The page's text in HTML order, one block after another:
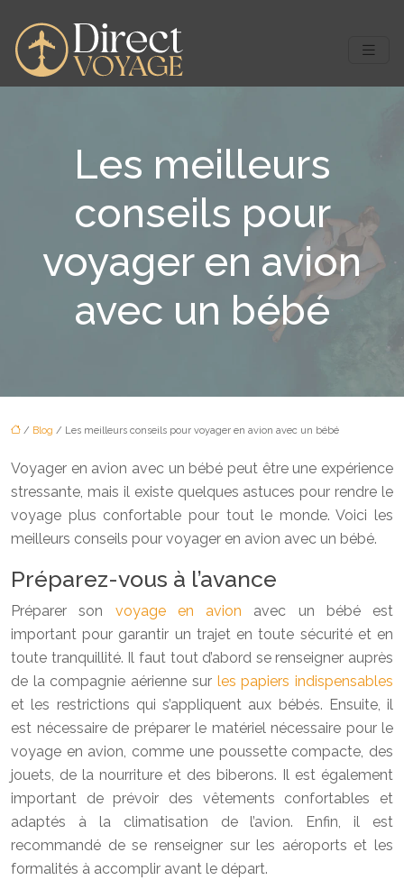
Les meilleurs
conseils pour
voyager en avion
avec un bébé
/ Blog / Les meilleurs conseils pour voyager en avion avec un bébé
Voyager en avion avec un bébé peut être une expérience
stressante, mais il existe quelques astuces pour rendre le
voyage plus confortable pour tout le monde. Voici les
meilleurs conseils pour voyager en avion avec un bébé.
Préparez-vous à l’avance
Préparer son voyage en avion avec un bébé est
important pour garantir un trajet en toute sécurité et en
toute tranquillité. Il faut tout d’abord se renseigner auprès
de la compagnie aérienne sur les papiers indispensables
et les restrictions qui s’appliquent aux bébés. Ensuite, il
est nécessaire de préparer le matériel nécessaire pour le
voyage en avion, comme une poussette compacte, des
jouets, de la nourriture et des biberons. Il est également
important de prévoir des vêtements confortables et
adaptés à la climatisation de l’avion. Enfin, il est
recommandé de se renseigner sur les aéroports et les
formalités à accomplir avant le départ.